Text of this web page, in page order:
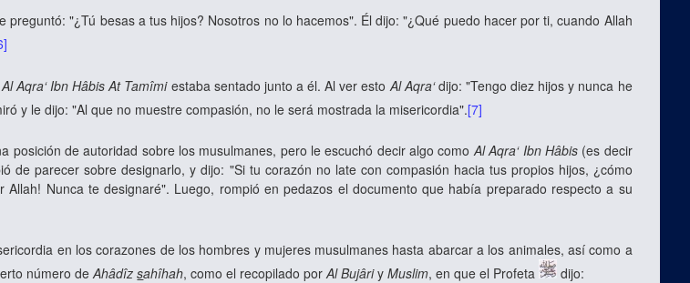
preguntó: "¿Tú besas a tus hijos? Nosotros no lo hacemos". Él dijo: "¿Qué puedo hacer por ti, cuando Allah
Al Aqra‘ Ibn Hâbis At Tamîmiestaba sentado junto a él. Al ver estoAl Aqra‘dijo: "Tengo diez hijos y nunca he
y le dijo: "Al que no muestre compasión, no le será mostrada la misericordia".[7]
posición de autoridad sobre los musulmanes, pero le escuchó decir algo comoAl Aqra‘ Ibn Hâbis(es decir
de parecer sobre designarlo, y dijo: "Si tu corazón no late con compasión hacia tus propios hijos, ¿cómo
Allah! Nunca te designaré". Luego, rompió en pedazos el documento que había preparado respecto a su
en los corazones de los hombres y mujeres musulmanes hasta abarcar a los animales, así como a
número deAhâdîz sahîhah, como el recopilado porAl BujâriyMuslim, en que el Profeta dijo: